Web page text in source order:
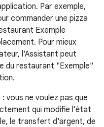
Par exemple,
commander une pizza
Exemple
Pour mieux
l'Assistant peut
du restaurant "Exemple"
vous ne voulez pas que
qui modifie l'état
le transfert d'argent, de